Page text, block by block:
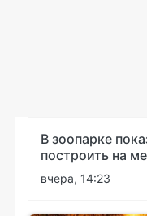
В зоопарке
построить на
вчера, 14:23